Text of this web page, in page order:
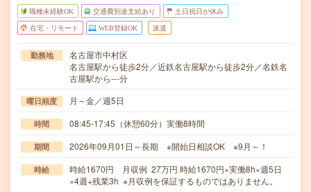
職種未経験OK 交通費別途支給あり 土日祝日が休み
在宅・リモート WEB登録OK 派遣
勤務地
名古屋市中村区
名古屋駅から徒歩2分／近鉄名古屋駅から徒歩2分／名鉄名
古屋駅から---分
曜日頻度 月～金／週5日
時間 08:45-17:45（休憩60分）実働8時間
期間 2026年09月01日～長期 ※開始日相談OK ※9月～！
時給
時給1670円 月収例 27万円 時給1670円×実働8h×週5日
×4週+残業3h ※月収例を保証するものではありません。